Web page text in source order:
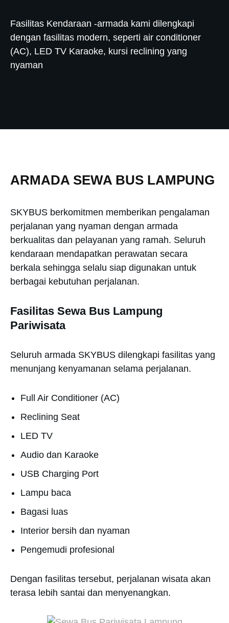
Fasilitas Kendaraan -armada kami dilengkapi
dengan fasilitas modern, seperti air conditioner
(AC), LED TV Karaoke, kursi reclining yang
nyaman
ARMADA SEWA BUS LAMPUNG
SKYBUS berkomitmen memberikan pengalaman
perjalanan yang nyaman dengan armada
berkualitas dan pelayanan yang ramah. Seluruh
kendaraan mendapatkan perawatan secara
berkala sehingga selalu siap digunakan untuk
berbagai kebutuhan perjalanan.
Fasilitas Sewa Bus Lampung
Pariwisata
Seluruh armada SKYBUS dilengkapi fasilitas yang
menunjang kenyamanan selama perjalanan.
Full Air Conditioner (AC)
Reclining Seat
LED TV
Audio dan Karaoke
USB Charging Port
Lampu baca
Bagasi luas
Interior bersih dan nyaman
Pengemudi profesional
Dengan fasilitas tersebut, perjalanan wisata akan
terasa lebih santai dan menyenangkan.